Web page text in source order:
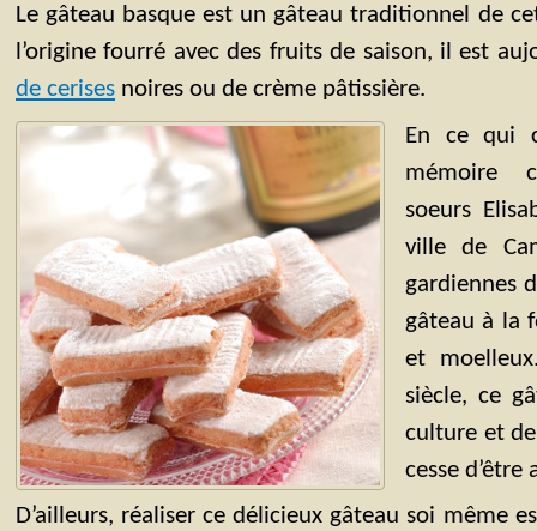
Le gâteau basque est un gâteau traditionnel de
l’origine fourré avec des fruits de saison, il est
de cerises noires ou de crème pâtissière.
En ce qui
mémoire
soeurs
ville de
gardiennes
gâteau à la
et
siècle, ce
culture et
cesse d’être
D’ailleurs, réaliser ce délicieux gâteau soi même